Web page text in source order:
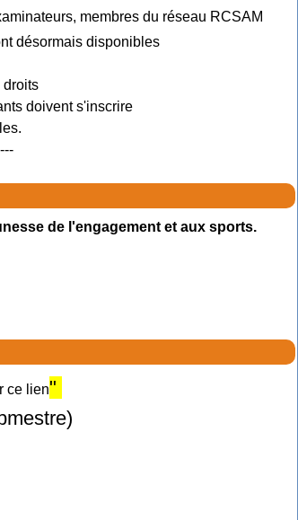
membres du réseau RCSAM
désormais disponibles
droits
doivent s'inscrire
de l'engagement et aux sports.
ce lien"